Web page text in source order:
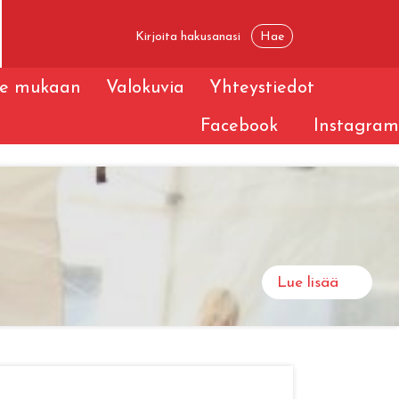
mukaan Valokuvia Yhteystiedot
Facebook Instagram
Lue lisää